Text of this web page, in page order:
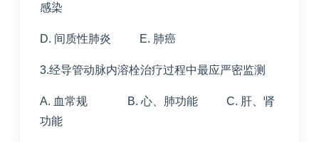
感染
D. 间质性肺炎 E. 肺癌
3.经导管动脉内溶栓治疗过程中最应严密监测
A. 血常规 B. 心、肺功能 C. 肝、肾
功能